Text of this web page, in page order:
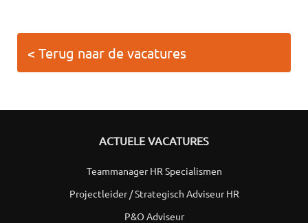
< Terug naar de vacatures
ACTUELE VACATURES
Teammanager HR Specialismen
Projectleider / Strategisch Adviseur HR
P&O Adviseur